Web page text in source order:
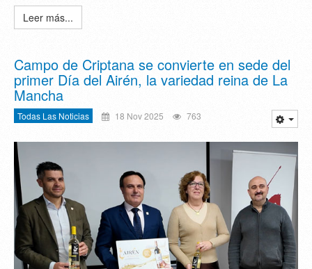
Leer más...
Campo de Criptana se convierte en sede del
primer Día del Airén, la variedad reina de La
Mancha
Todas Las Noticias 18 Nov 2025 763